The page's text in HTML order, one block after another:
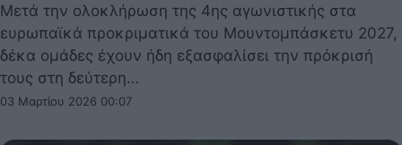
Μετά την ολοκλήρωση της 4ης αγωνιστικής στα
ευρωπαϊκά προκριματικά του Μουντομπάσκετυ 2027,
δέκα ομάδες έχουν ήδη εξασφαλίσει την πρόκρισή
τους στη δεύτερη…
03 Μαρτίου 2026 00:07